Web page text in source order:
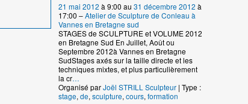
21 mai 2012 à 9:00 au 31 décembre 2012 à
17:00 –Atelier de Sculpture de Conleau à
Vannes en Bretagne sud
STAGES de SCULPTURE et VOLUME 2012
en Bretagne Sud En Juillet, Août ou
Septembre 2012à Vannes en Bretagne
SudStages axés sur la taille directe et les
techniques mixtes, et plus particulièrement
la cr…
Organisé parJoël STRILL Sculpteur | Type :
stage,de,sculpture,cours,formation